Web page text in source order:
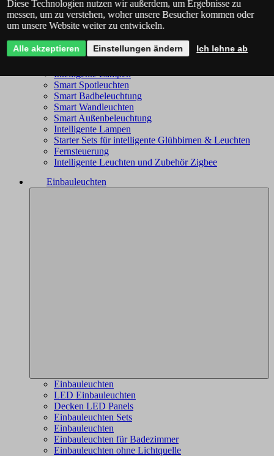
Philips Hue - das komplette Angebot
Immax NEO - komplettes Sortiment
Trio Wiz - das komplette Angebot
Smart Kronleuchter
Smart Deckenleuchten
Intelligente Lampen
Smart Spotleuchten
Smart Badbeleuchtung
Smart Wandleuchten
Smart Außenbeleuchtung
Intelligente Lampen
Starter Sets für intelligente Glühbirnen & Leuchten
Fernsteuerung
Intelligente Leuchten und Zubehör Zigbee
Einbauleuchten
Einbauleuchten
LED Einbauleuchten
Decken LED Panels
Einbauleuchten Sets
Einbauleuchten
Einbauleuchten für Badezimmer
Einbauleuchten ohne Lichtquelle
Diese Technologien nutzen wir außerdem, um Ergebnisse zu
messen, um zu verstehen, woher unsere Besucher kommen oder
um unsere Website weiter zu entwickeln.
Alle akzeptieren Einstellungen ändern Ich lehne ab